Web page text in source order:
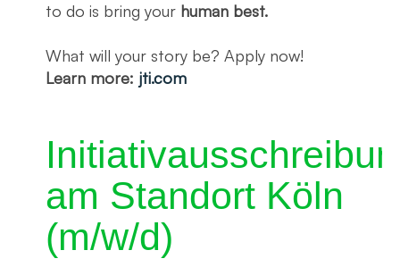
to do is bring your human best.
What will your story be? Apply now!
Learn more: jti.com
am Standort Köln
(m/w/d)